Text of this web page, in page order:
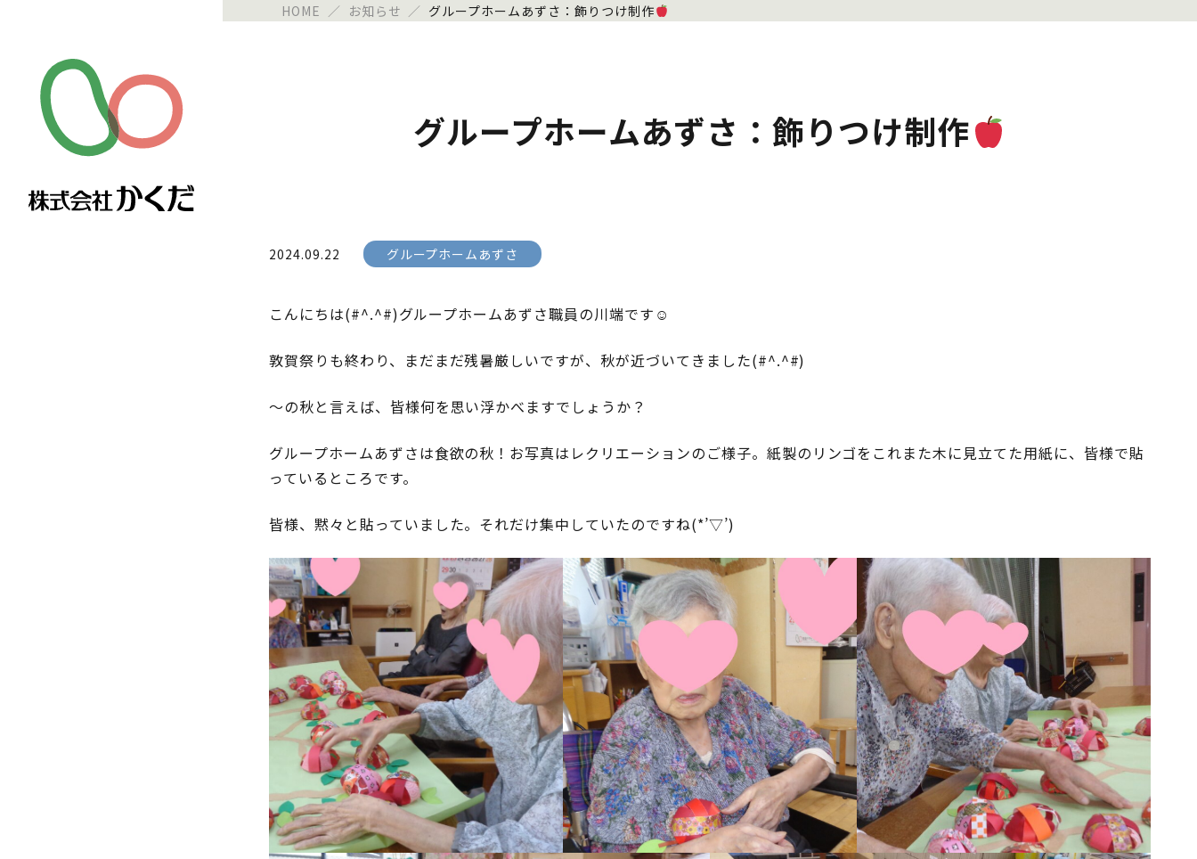
HOME ／ お知らせ ／ グループホームあずさ：飾りつけ制作
グループホームあずさ：飾りつけ制作
2024.09.22 グループホームあずさ
こんにちは(#^.^#)グループホームあずさ職員の川端です☺
敦賀祭りも終わり、まだまだ残暑厳しいですが、秋が近づいてきました(#^.^#)
～の秋と言えば、皆様何を思い浮かべますでしょうか？
グループホームあずさは食欲の秋！お写真はレクリエーションのご様子。紙製のリンゴをこれまた木に見立てた用紙に、皆様で貼
っているところです。
皆様、黙々と貼っていました。それだけ集中していたのですね(*’▽’)